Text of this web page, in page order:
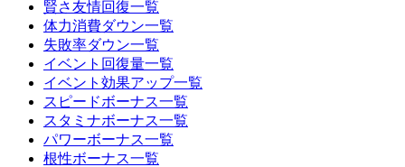
賢さ友情回復一覧
体力消費ダウン一覧
失敗率ダウン一覧
イベント回復量一覧
イベント効果アップ一覧
スピードボーナス一覧
スタミナボーナス一覧
パワーボーナス一覧
根性ボーナス一覧